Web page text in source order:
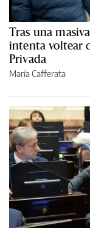
Tras una
intenta voltear
Privada
María Cafferata